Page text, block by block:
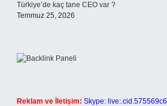
Türkiye’de kaç tane CEO var ?
Temmuz 25, 2026
Reklam ve İletişim: Skype: